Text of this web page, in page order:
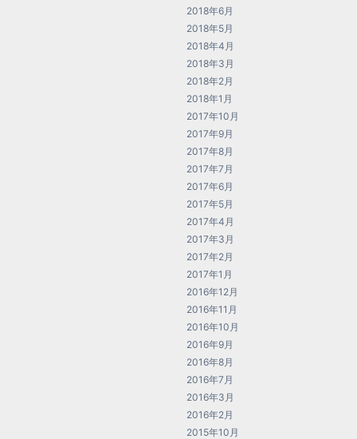
2018年6月
2018年5月
2018年4月
2018年3月
2018年2月
2018年1月
2017年10月
2017年9月
2017年8月
2017年7月
2017年6月
2017年5月
2017年4月
2017年3月
2017年2月
2017年1月
2016年12月
2016年11月
2016年10月
2016年9月
2016年8月
2016年7月
2016年3月
2016年2月
2015年10月